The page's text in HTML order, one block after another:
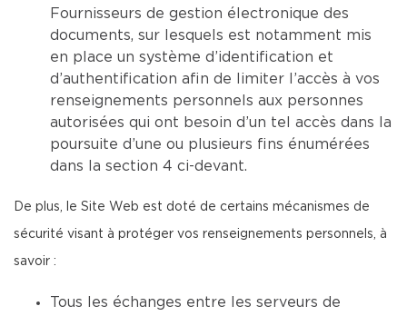
Fournisseurs de gestion électronique des
documents, sur lesquels est notamment mis
en place un système d’identification et
d’authentification afin de limiter l’accès à vos
renseignements personnels aux personnes
autorisées qui ont besoin d’un tel accès dans la
poursuite d’une ou plusieurs fins énumérées
dans la section 4 ci-devant.
De plus, le Site Web est doté de certains mécanismes de
sécurité visant à protéger vos renseignements personnels, à
savoir :
Tous les échanges entre les serveurs de